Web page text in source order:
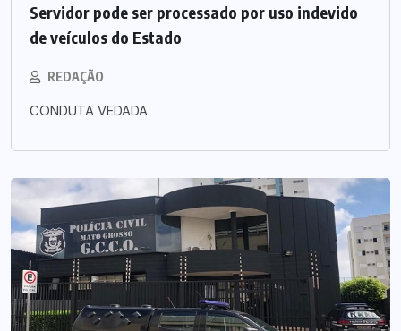
Servidor pode ser processado por uso indevido
de veículos do Estado
REDAÇÃO
CONDUTA VEDADA